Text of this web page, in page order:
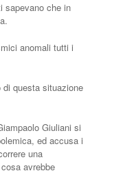
sapevano che in
anomali tutti i
di questa situazione
Giuliani si
ed accusa i
una
avrebbe